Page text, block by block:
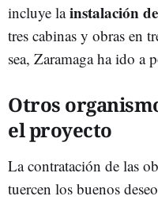
incluye lainstalación
tres cabinas y obras en
sea, Zaramaga ha ido a
Otros
el proyecto
La contratación de las
tuercen los buenos